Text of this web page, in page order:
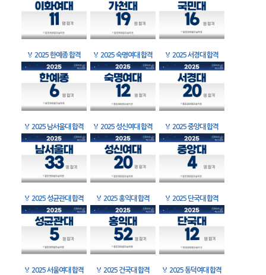
🏅 2025 한예종 합격 🏅 2025 숙명여대 합격 🏅 2025 서경대 합격
🏅 2025 남서울대 합격 🏅 2025 성신여대 합격 🏅 2025 중앙대 합격
🏅 2025 성균관대 합격 🏅 2025 홍익대 합격 🏅 2025 단국대 합격
🏅 2025 서울여대 합격 🏅 2025 건국대 합격 🏅 2025 동덕여대 합격